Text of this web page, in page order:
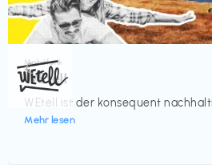
Mobilfunk
WEtell
WEtell ist der konsequent
Mehr lesen
€‎